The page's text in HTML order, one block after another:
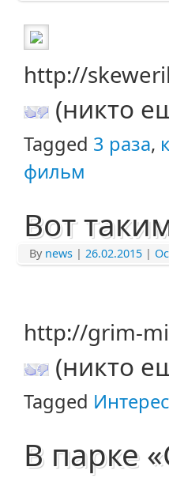
http://
(никто
Tagged 3 раза,
фильм
Вот
By news | 26.02.2015 |
http://grim-
(никто
Tagged
В парке